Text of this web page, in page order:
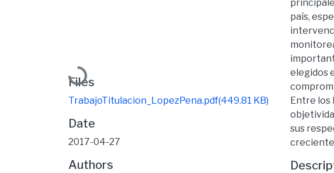
Loading...
Files
TrabajoTitulacion_LopezPena.pdf(449.81 KB)
Date
2017-04-27
Authors
país,
elegidos
Entre los
sus
creciente